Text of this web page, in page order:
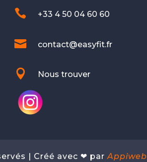
 +33 4 50 04 60 60
 contact@easyfit.fr
 Nous trouver
| Créé avec ❤ parAppiweb